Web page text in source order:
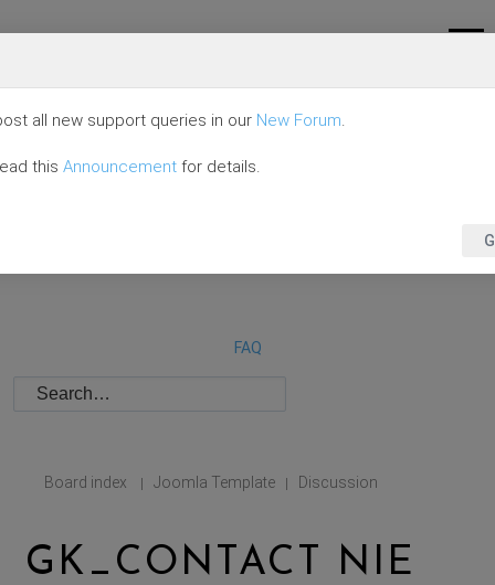
FAQ
Board index | Joomla Template | Discussion
GK_CONTACT NIE
all new support queries in our New Forum.
this Announcement for details.